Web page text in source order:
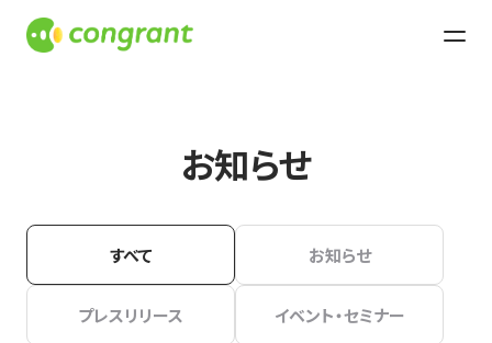
お知らせ
すべて お知らせ
プレスリリース イベント・セミナー